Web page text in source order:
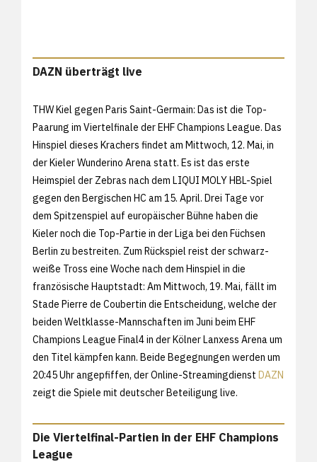
DAZN überträgt live
THW Kiel gegen Paris Saint-Germain: Das ist die Top-
Paarung im Viertelfinale der EHF Champions League. Das
Hinspiel dieses Krachers findet am Mittwoch, 12. Mai, in
der Kieler Wunderino Arena statt. Es ist das erste
Heimspiel der Zebras nach dem LIQUI MOLY HBL-Spiel
gegen den Bergischen HC am 15. April. Drei Tage vor
dem Spitzenspiel auf europäischer Bühne haben die
Kieler noch die Top-Partie in der Liga bei den Füchsen
Berlin zu bestreiten. Zum Rückspiel reist der schwarz-
weiße Tross eine Woche nach dem Hinspiel in die
französische Hauptstadt: Am Mittwoch, 19. Mai, fällt im
Stade Pierre de Coubertin die Entscheidung, welche der
beiden Weltklasse-Mannschaften im Juni beim EHF
Champions League Final4 in der Kölner Lanxess Arena um
den Titel kämpfen kann. Beide Begegnungen werden um
20:45 Uhr angepfiffen, der Online-Streamingdienst DAZN
zeigt die Spiele mit deutscher Beteiligung live.
Die Viertelfinal-Partien in der EHF Champions
League